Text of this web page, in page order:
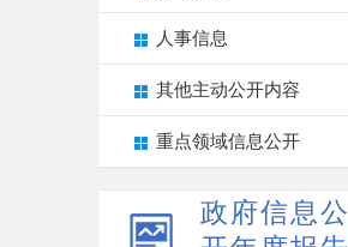
人事信息
其他主动公开内容
重点领域信息公开
政府信息公